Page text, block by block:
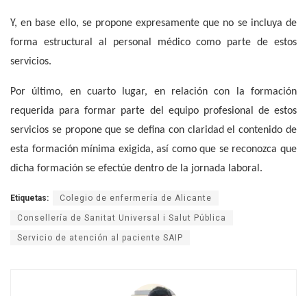
Y, en base ello, se propone expresamente que no se incluya de
forma estructural al personal médico como parte de estos
servicios.
Por último, en cuarto lugar, en relación con la formación
requerida para formar parte del equipo profesional de estos
servicios se propone que se defina con claridad el contenido de
esta formación mínima exigida, así como que se reconozca que
dicha formación se efectúe dentro de la jornada laboral.
Etiquetas: Colegio de enfermería de Alicante
Consellería de Sanitat Universal i Salut Pública
Servicio de atención al paciente SAIP